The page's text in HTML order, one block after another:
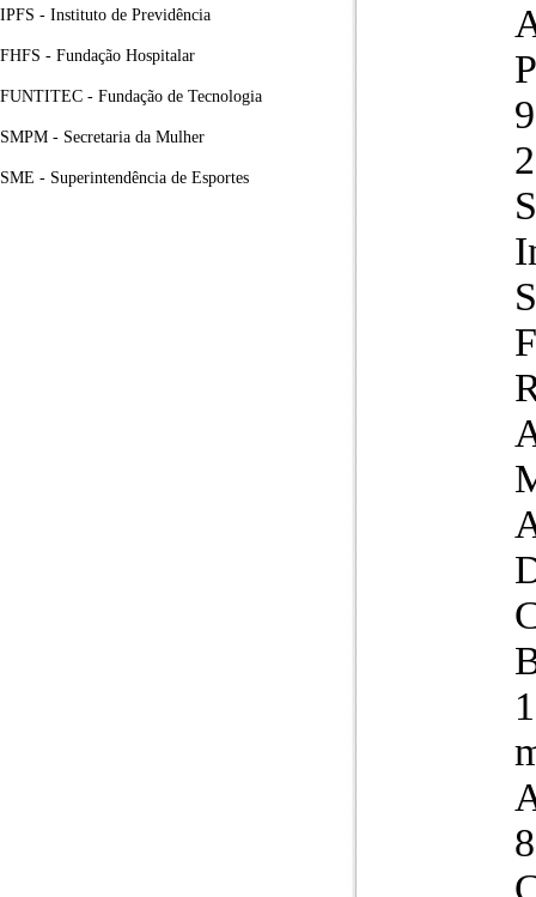
IPFS - Instituto de Previdência
FHFS - Fundação Hospitalar
FUNTITEC - Fundação de Tecnologia
SMPM - Secretaria da Mulher
SME - Superintendência de Esportes